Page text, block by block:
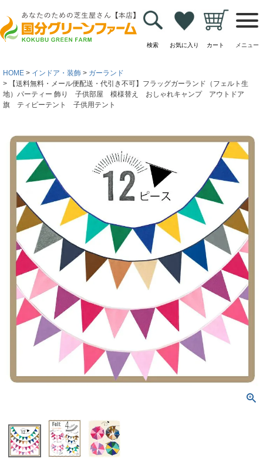
検索 お気に入り カート メニュー
HOME インドア・装飾
ガーランド
【送料無料・メール便配送・代引き不可】フラッグガーランド（フェルト生
地）パーティー 飾り 子供部屋 模様替え おしゃれキャンプ アウトドア
旗 ティピーテント 子供用テント